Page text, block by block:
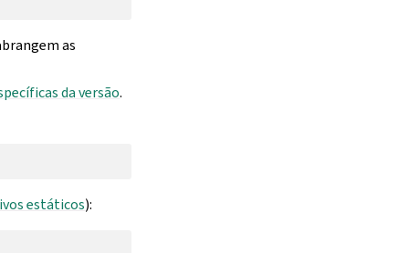
as
da versão.
estáticos):